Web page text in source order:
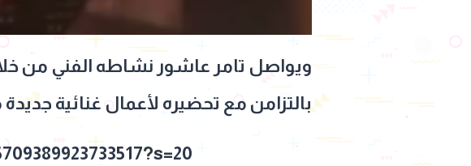
ويواصل تامر عاشور نشاطه الفني من
بالتزامن مع تحضيره لأعمال غنائية